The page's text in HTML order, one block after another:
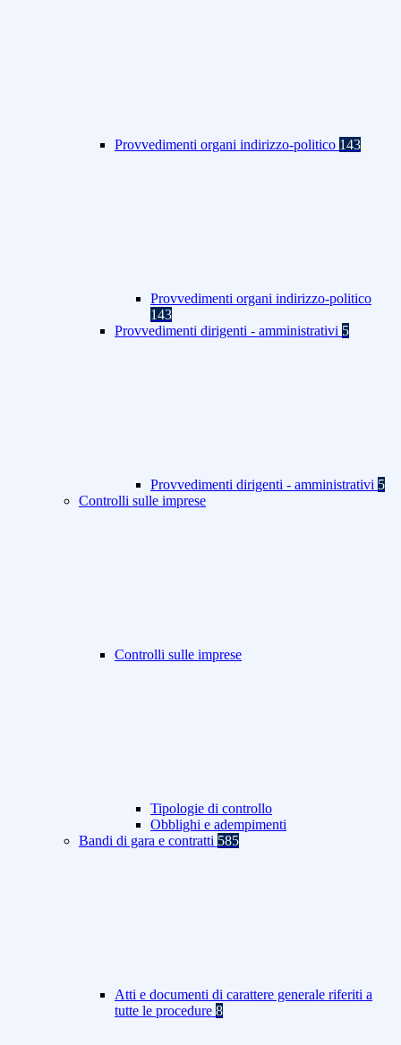
Provvedimenti organi indirizzo-politico 143
Provvedimenti organi indirizzo-politico
143
Provvedimenti dirigenti - amministrativi 5
Provvedimenti dirigenti - amministrativi 5
Controlli sulle imprese
Controlli sulle imprese
Tipologie di controllo
Obblighi e adempimenti
Bandi di gara e contratti 585
Atti e documenti di carattere generale riferiti a
tutte le procedure 8